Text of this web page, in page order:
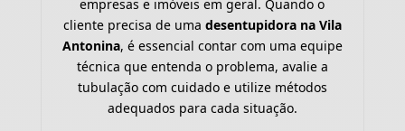
empresas e imóveis em geral. Quando o
cliente precisa de uma desentupidora na Vila
Antonina, é essencial contar com uma equipe
técnica que entenda o problema, avalie a
tubulação com cuidado e utilize métodos
adequados para cada situação.